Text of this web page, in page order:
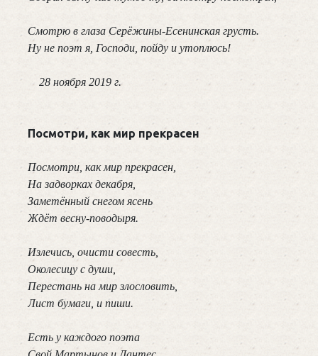
Смотрю в глаза Серёжины-Есенинская грусть.
Ну не поэт я, Господи, пойду и утоплюсь!
28 ноября 2019 г.
Посмотри, как мир прекрасен
Посмотри, как мир прекрасен,
На задворках декабря,
Заметённый снегом ясень
Ждёт весну-поводыря.
Излечись, очисти совесть,
Околесицу с души,
Перестань на мир злословить,
Лист бумаги, и пиши.
Есть у каждого поэта